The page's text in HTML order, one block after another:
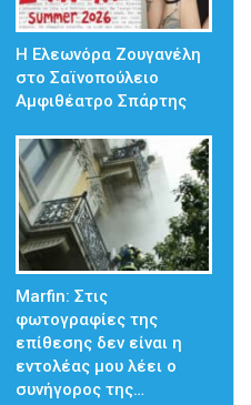
Η Ελεωνόρα Ζουγανέλη
στο Σαϊνοπούλειο
Αμφιθέατρο Σπάρτης
Marfin: Στις
φωτογραφίες της
επίθεσης δεν είναι η
εντολέας μου λέει ο
συνήγορος της…